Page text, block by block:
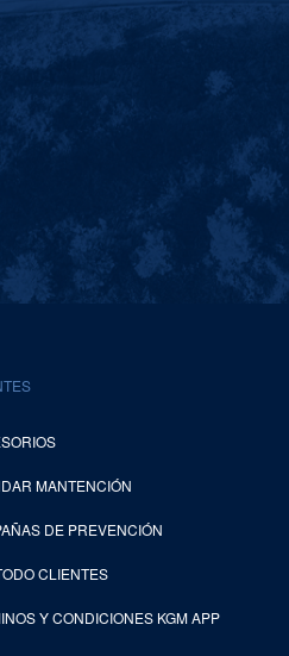
MANTENCIÓN
DE PREVENCIÓN
CLIENTES
Y CONDICIONES KGM APP